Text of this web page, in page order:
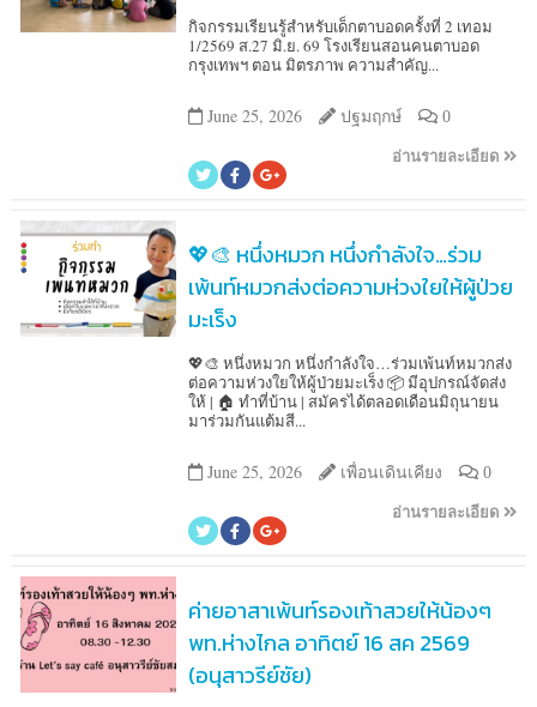
กิจกรรมเรียนรู้สำหรับเด็กตาบอดครั้งที่ 2 เทอม
1/2569 ส.27 มิ.ย. 69 โรงเรียนสอนคนตาบอด
กรุงเทพฯ ตอน มิตรภาพ ความสำคัญ...
June 25, 2026 ปฐมฤกษ์ 0
อ่านรายละเอียด
💖🎨 หนึ่งหมวก หนึ่งกำลังใจ…ร่วม
เพ้นท์หมวกส่งต่อความห่วงใยให้ผู้ป่วย
มะเร็ง
💖🎨 หนึ่งหมวก หนึ่งกำลังใจ…ร่วมเพ้นท์หมวกส่ง
ต่อความห่วงใยให้ผู้ป่วยมะเร็ง 📦 มีอุปกรณ์จัดส่ง
ให้ | 🏠 ทำที่บ้าน | สมัครได้ตลอดเดือนมิถุนายน
มาร่วมกันแต้มสี...
June 25, 2026 เพื่อนเดินเคียง 0
อ่านรายละเอียด
ค่ายอาสาเพ้นท์รองเท้าสวยให้น้องๆ
พท.ห่างไกล อาทิตย์ 16 สค 2569
(อนุสาวรีย์ชัย)